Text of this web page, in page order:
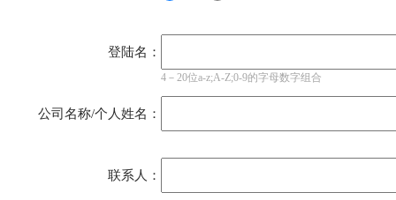
登陆名：
4－20位a-z;A-Z;0-9的字母数字组合
公司名称/个人姓名：
联系人：